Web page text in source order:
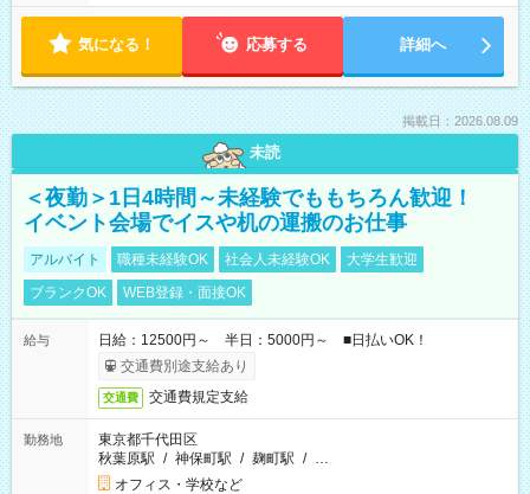
気になる！ 応募する 詳細へ
掲載日：2026.08.09
未読
＜夜勤＞1日4時間～未経験でももちろん歓迎！
イベント会場でイスや机の運搬のお仕事
アルバイト 職種未経験OK 社会人未経験OK
大学生歓迎
ブランクOK
WEB登録・面接OK
給与
日給：12500円～ 半日：5000円～ ■日払いOK！
交通費別途支給あり
交通費 交通費規定支給
勤務地
東京都千代田区
秋葉原駅 / 神保町駅 / 麹町駅 / …
オフィス・学校など